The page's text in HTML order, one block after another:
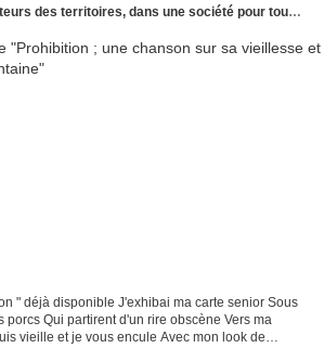
des territoires, dans une société pour tous les âges
" déjà disponible J'exhibai ma carte senior Sous
porcs Qui partirent d'un rire obscène Vers ma
vieille et je vous encule Avec mon look de